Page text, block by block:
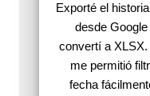
Exporté el
desde
convertí a
me permitió
fecha